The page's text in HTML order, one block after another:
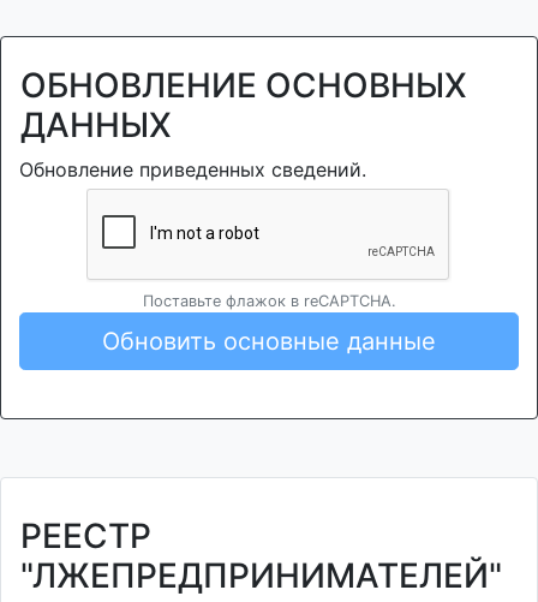
ОБНОВЛЕНИЕ ОСНОВНЫХ
ДАННЫХ
Обновление приведенных сведений.
Поставьте флажок в reCAPTCHA.
Обновить основные данные
РЕЕСТР
"ЛЖЕПРЕДПРИНИМАТЕЛЕЙ"